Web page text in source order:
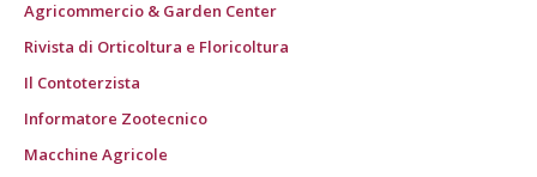
Agricommercio & Garden Center
Rivista di Orticoltura e Floricoltura
Il Contoterzista
Informatore Zootecnico
Macchine Agricole